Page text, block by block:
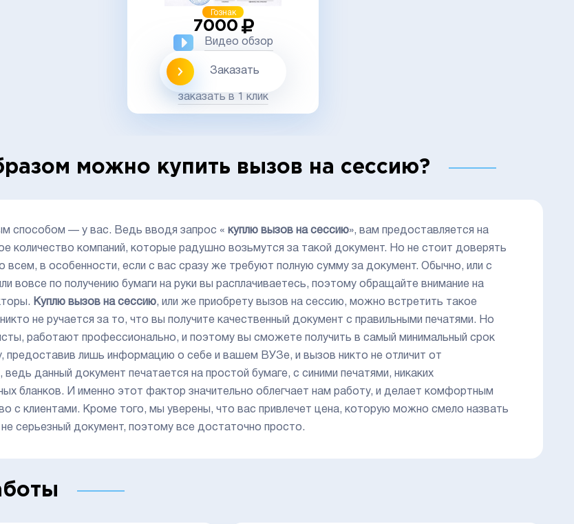
Гознак
7000
Видео обзор
Заказать
заказать в 1 клик
можно купить вызов на сессию?
способом — у вас. Ведь вводя запрос « куплю вызов на сессию», вам предоставляется на
количество компаний, которые радушно возьмутся за такой документ. Но не стоит доверять
всем, в особенности, если с вас сразу же требуют полную сумму за документ. Обычно, или с
вовсе по получению бумаги на руки вы расплачиваетесь, поэтому обращайте внимание на
Куплю вызов на сессию, или же приобрету вызов на сессию, можно встретить такое
не ручается за то, что вы получите качественный документ с правильными печатями. Но
работают профессионально, и поэтому вы сможете получить в самый минимальный срок
предоставив лишь информацию о себе и вашем ВУЗе, и вызов никто не отличит от
ведь данный документ печатается на простой бумаге, с синими печатями, никаких
бланков. И именно этот фактор значительно облегчает нам работу, и делает комфортным
с клиентами. Кроме того, мы уверены, что вас привлечет цена, которую можно смело назвать
серьезный документ, поэтому все достаточно просто.